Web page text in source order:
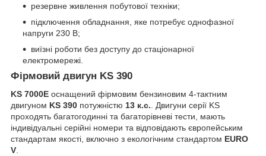
резервне живлення побутової техніки;
підключення обладнання, яке потребує однофазної
напруги 230 В;
виїзні роботи без доступу до стаціонарної
електромережі.
Фірмовий двигун KS 390
KS 7000E оснащений фірмовим бензиновим 4-тактним
двигуном KS 390 потужністю 13 к.с. . Двигуни серії KS
проходять багатогодинні та багаторівневі тести, мають
індивідуальні серійні номери та відповідають європейським
стандартам якості, включно з екологічним стандартом EURO
V